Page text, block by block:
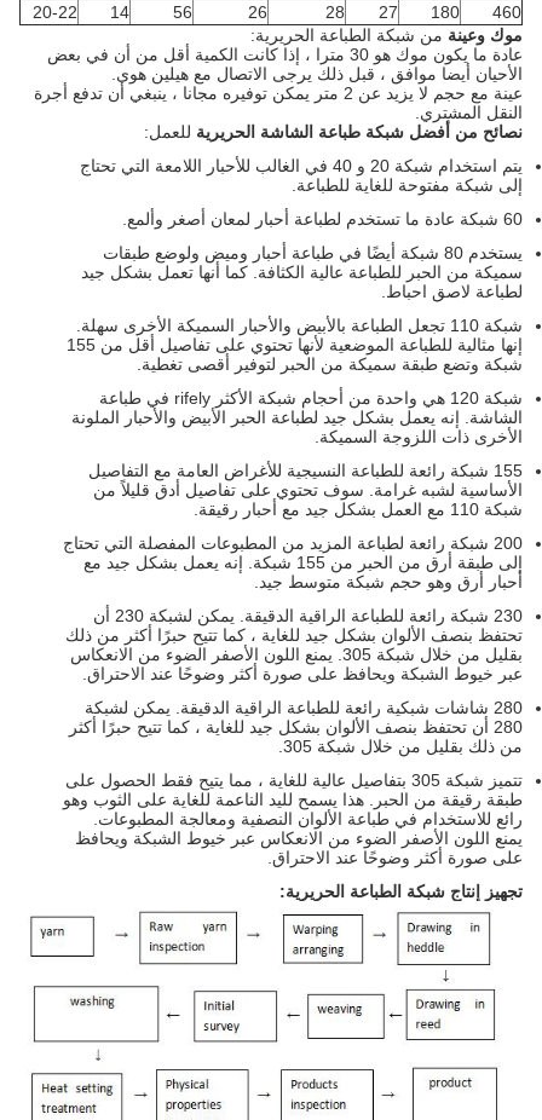
460
180
27
28
26
56
14
20-22
موك وعينةمن شبكة الطباعة الحريرية:
عادة ما يكون موك هو 30 مترا ، إذا كانت الكمية أقل من أن في بعض
الأحيان أيضا موافق ، قبل ذلك يرجى الاتصال مع هيلين هوى.
عينة مع حجم لا يزيد عن 2 متر يمكن توفيره مجانا ، ينبغي أن تدفع أجرة
النقل المشتري.
نصائح من أفضل شبكة طباعة الشاشة الحريريةللعمل:
يتم استخدام شبكة 20 و 40 في الغالب للأحبار اللامعة التي تحتاج
إلى شبكة مفتوحة للغاية للطباعة.
60 شبكة عادة ما تستخدم لطباعة أحبار لمعان أصغر وألمع.
يستخدم 80 شبكة أيضًا في طباعة أحبار وميض ولوضع طبقات
سميكة من الحبر للطباعة عالية الكثافة. كما أنها تعمل بشكل جيد
لطباعة لاصق احباط.
شبكة 110 تجعل الطباعة بالأبيض والأحبار السميكة الأخرى سهلة.
إنها مثالية للطباعة الموضعية لأنها تحتوي على تفاصيل أقل من 155
شبكة وتضع طبقة سميكة من الحبر لتوفير أقصى تغطية.
شبكة 120 هي واحدة من أحجام شبكة الأكثر rifely في طباعة
الشاشة. إنه يعمل بشكل جيد لطباعة الحبر الأبيض والأحبار الملونة
الأخرى ذات اللزوجة السميكة.
155 شبكة رائعة للطباعة النسيجية للأغراض العامة مع التفاصيل
الأساسية لشبه غرامة. سوف تحتوي على تفاصيل أدق قليلاً من
شبكة 110 مع العمل بشكل جيد مع أحبار رقيقة.
200 شبكة رائعة لطباعة المزيد من المطبوعات المفصلة التي تحتاج
إلى طبقة أرق من الحبر من 155 شبكة. إنه يعمل بشكل جيد مع
أحبار أرق وهو حجم شبكة متوسط ​​جيد.
230 شبكة رائعة للطباعة الراقية الدقيقة. يمكن لشبكة 230 أن
تحتفظ بنصف الألوان بشكل جيد للغاية ، كما تتيح حبرًا أكثر من ذلك
بقليل من خلال شبكة 305. يمنع اللون الأصفر الضوء من الانعكاس
عبر خيوط الشبكة ويحافظ على صورة أكثر وضوحًا عند الاحتراق.
280 شاشات شبكية رائعة للطباعة الراقية الدقيقة. يمكن لشبكة
280 أن تحتفظ بنصف الألوان بشكل جيد للغاية ، كما تتيح حبرًا أكثر
من ذلك بقليل من خلال شبكة 305.
تتميز شبكة 305 بتفاصيل عالية للغاية ، مما يتيح فقط الحصول على
طبقة رقيقة من الحبر. هذا يسمح لليد الناعمة للغاية على الثوب وهو
رائع للاستخدام في طباعة الألوان النصفية ومعالجة المطبوعات.
يمنع اللون الأصفر الضوء من الانعكاس عبر خيوط الشبكة ويحافظ
على صورة أكثر وضوحًا عند الاحتراق.
تجهيز إنتاج شبكة الطباعة الحريرية: